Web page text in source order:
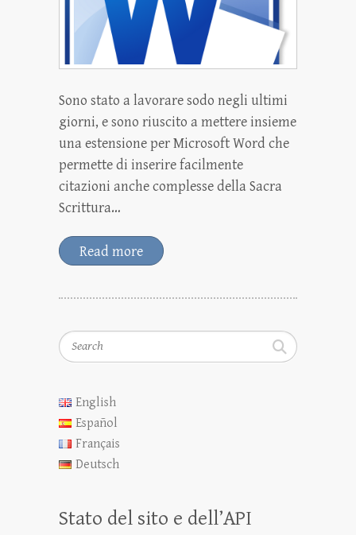
Sono stato a lavorare sodo negli ultimi
giorni, e sono riuscito a mettere insieme
una estensione per Microsoft Word che
permette di inserire facilmente
citazioni anche complesse della Sacra
Scrittura…
Read more
Search
English
Español
Français
Deutsch
Stato del sito e dell’API